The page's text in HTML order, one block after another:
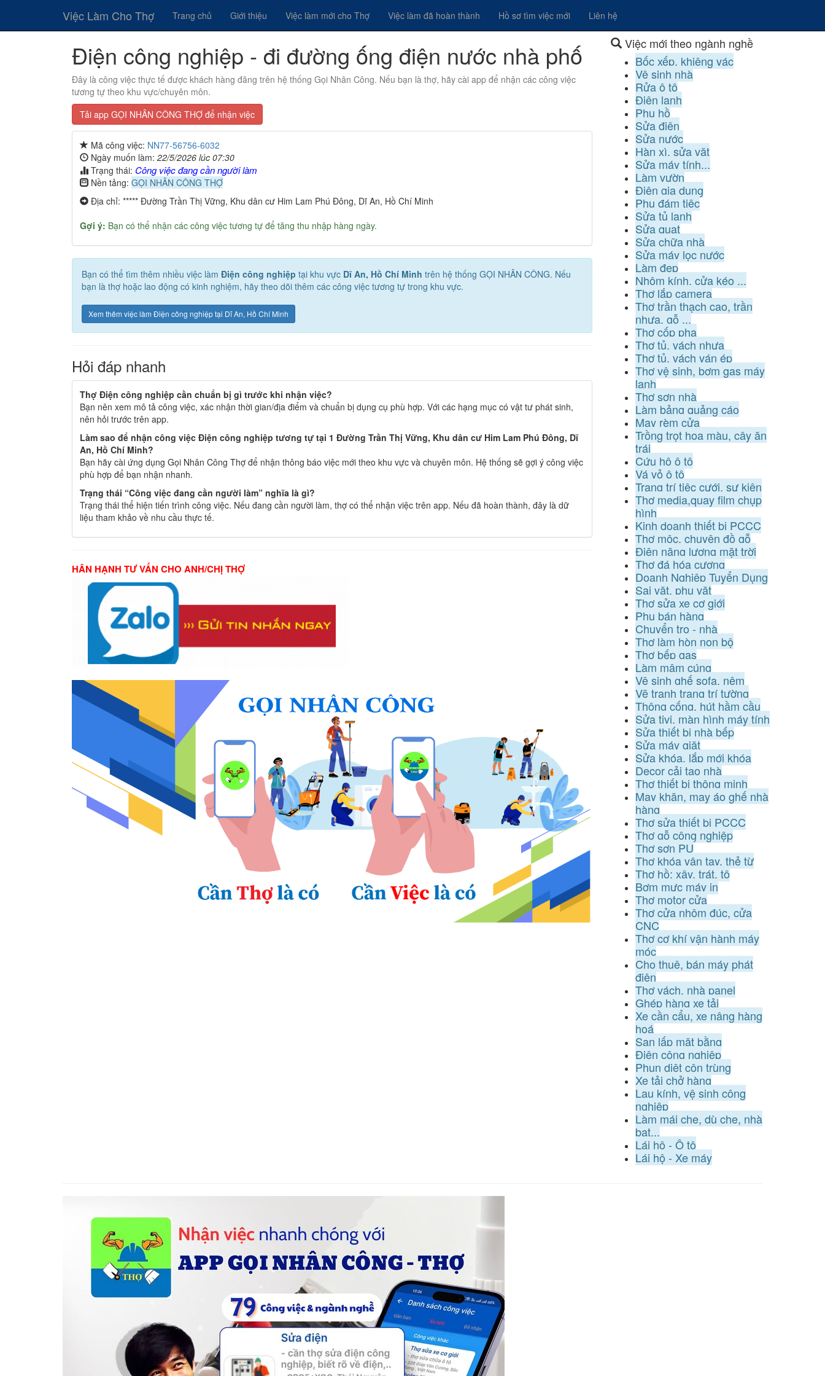
Việc Làm Cho Thợ Trang chủ Giới thiệu Việc làm mới cho Thợ Việc làm đã hoàn thành Hồ sơ tìm việc mới Liên hệ
Điện công nghiệp - đi đường ống điện nước nhà phố
Đây là công việc thực tế được khách hàng đăng trên hệ thống Gọi Nhân Công. Nếu bạn là thợ, hãy cài app để nhận các công việc
tương tự theo khu vực/chuyên môn.
Tải app GỌI NHÂN CÔNG THỢ để nhận việc
Mã công việc: NN77-56756-6032
Ngày muốn làm: 22/5/2026 lúc 07:30
Trạng thái: Công việc đang cần người làm
Nền tảng: GỌI NHÂN CÔNG THỢ
Địa chỉ: ***** Đường Trần Thị Vững, Khu dân cư Him Lam Phú Đông, Dĩ An, Hồ Chí Minh
Gợi ý: Bạn có thể nhận các công việc tương tự để tăng thu nhập hàng ngày.
Bạn có thể tìm thêm nhiều việc làm Điện công nghiệp tại khu vực Dĩ An, Hồ Chí Minh trên hệ thống GỌI NHÂN CÔNG. Nếu
bạn là thợ hoặc lao động có kinh nghiệm, hãy theo dõi thêm các công việc tương tự trong khu vực.
Xem thêm việc làm Điện công nghiệp tại Dĩ An, Hồ Chí Minh
Hỏi đáp nhanh
Thợ Điện công nghiệp cần chuẩn bị gì trước khi nhận việc?
Bạn nên xem mô tả công việc, xác nhận thời gian/địa điểm và chuẩn bị dụng cụ phù hợp. Với các hạng mục có vật tư phát sinh,
nên hỏi trước trên app.
Làm sao để nhận công việc Điện công nghiệp tương tự tại 1 Đường Trần Thị Vững, Khu dân cư Him Lam Phú Đông, Dĩ
An, Hồ Chí Minh?
Bạn hãy cài ứng dụng Gọi Nhân Công Thợ để nhận thông báo việc mới theo khu vực và chuyên môn. Hệ thống sẽ gợi ý công việc
phù hợp để bạn nhận nhanh.
Trạng thái “Công việc đang cần người làm” nghĩa là gì?
Trạng thái thể hiện tiến trình công việc. Nếu đang cần người làm, thợ có thể nhận việc trên app. Nếu đã hoàn thành, đây là dữ
liệu tham khảo về nhu cầu thực tế.
HÂN HẠNH TƯ VẤN CHO ANH/CHỊ THỢ
Việc mới theo ngành nghề
Bốc xếp, khiêng vác
Vệ sinh nhà
Rửa ô tô
Điện lạnh
Phụ hồ
Sửa điện
Sửa nước
Hàn xì, sửa vặt
Sửa máy tính...
Làm vườn
Điện gia dụng
Phụ đám tiệc
Sửa tủ lạnh
Sửa quạt
Sửa chữa nhà
Sửa máy lọc nước
Làm đẹp
Nhôm kính, cửa kéo ...
Thợ lắp camera
Thợ trần thạch cao, trần
nhựa, gỗ ...
Thợ cốp pha
Thợ tủ, vách nhựa
Thợ tủ, vách ván ép
Thợ vệ sinh, bơm gas máy
lạnh
Thợ sơn nhà
Làm bảng quảng cáo
May rèm cửa
Trồng trọt hoa màu, cây ăn
trái
Cứu hộ ô tô
Vá vỏ ô tô
Trang trí tiệc cưới, sự kiện
Thợ media,quay film chụp
hình
Kinh doanh thiết bị PCCC
Thợ mộc, chuyên đồ gỗ
Điện năng lượng mặt trời
Thợ đá hóa cương
Doanh Nghiệp Tuyển Dụng
Sai vặt, phụ vặt
Thợ sửa xe cơ giới
Phụ bán hàng
Chuyển trọ - nhà
Thợ làm hòn non bộ
Thợ bếp gas
Làm mâm cúng
Vệ sinh ghế sofa, nệm
Vẽ tranh trang trí tường
Thông cống, hút hầm cầu
Sửa tivi, màn hình máy tính
Sửa thiết bị nhà bếp
Sửa máy giặt
Sửa khóa, lắp mới khóa
Decor cải tạo nhà
Thợ thiết bị thông minh
May khăn, may áo ghế nhà
hàng
Thợ sửa thiết bị PCCC
Thợ gỗ công nghiệp
Thợ sơn PU
Thợ khóa vân tay, thẻ từ
Thợ hồ: xây, trát, tô
Bơm mực máy in
Thợ motor cửa
Thợ cửa nhôm đúc, cửa
CNC
Thợ cơ khí vận hành máy
móc
Cho thuê, bán máy phát
điện
Thợ vách, nhà panel
Ghép hàng xe tải
Xe cần cẩu, xe nâng hàng
hoá
San lấp mặt bằng
Điện công nghiệp
Phun diệt côn trùng
Xe tải chở hàng
Lau kính, vệ sinh công
nghiệp
Làm mái che, dù che, nhà
bạt...
Lái hộ - Ô tô
Lái hộ - Xe máy